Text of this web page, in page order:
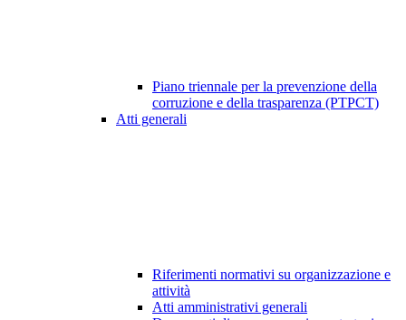
Piano triennale per la prevenzione della
corruzione e della trasparenza (PTPCT)
Atti generali
Riferimenti normativi su organizzazione e
attività
Atti amministrativi generali